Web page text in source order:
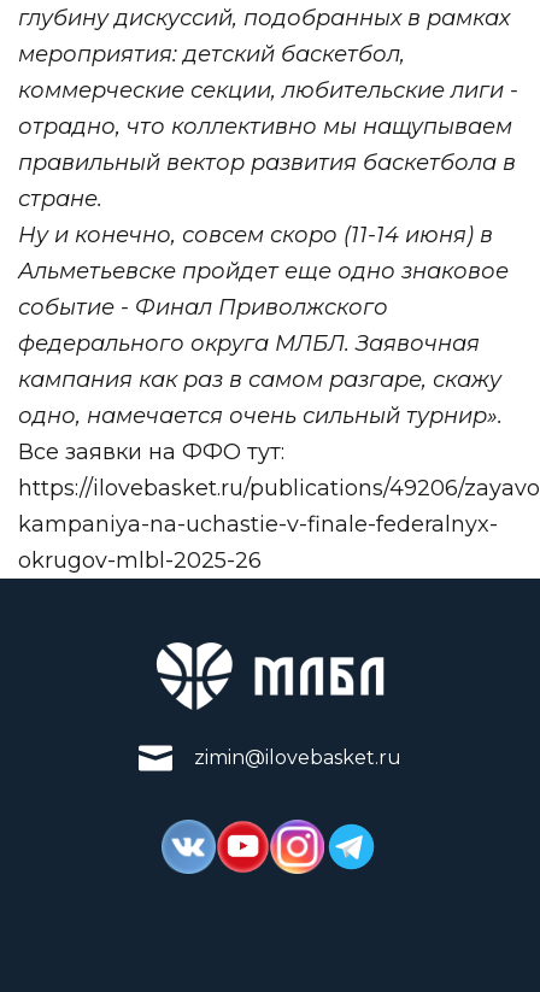
глубину дискуссий, подобранных в рамках
мероприятия: детский баскетбол,
коммерческие секции, любительские лиги -
отрадно, что коллективно мы нащупываем
правильный вектор развития баскетбола в
стране.
Ну и конечно, совсем скоро (11-14 июня) в
Альметьевске пройдет еще одно знаковое
событие - Финал Приволжского
федерального округа МЛБЛ. Заявочная
кампания как раз в самом разгаре, скажу
одно, намечается очень сильный турнир».
Все заявки на ФФО тут:
https://ilovebasket.ru/publications/49206/
kampaniya-na-uchastie-v-finale-federalnyx-
okrugov-mlbl-2025-26
zimin@ilovebasket.ru